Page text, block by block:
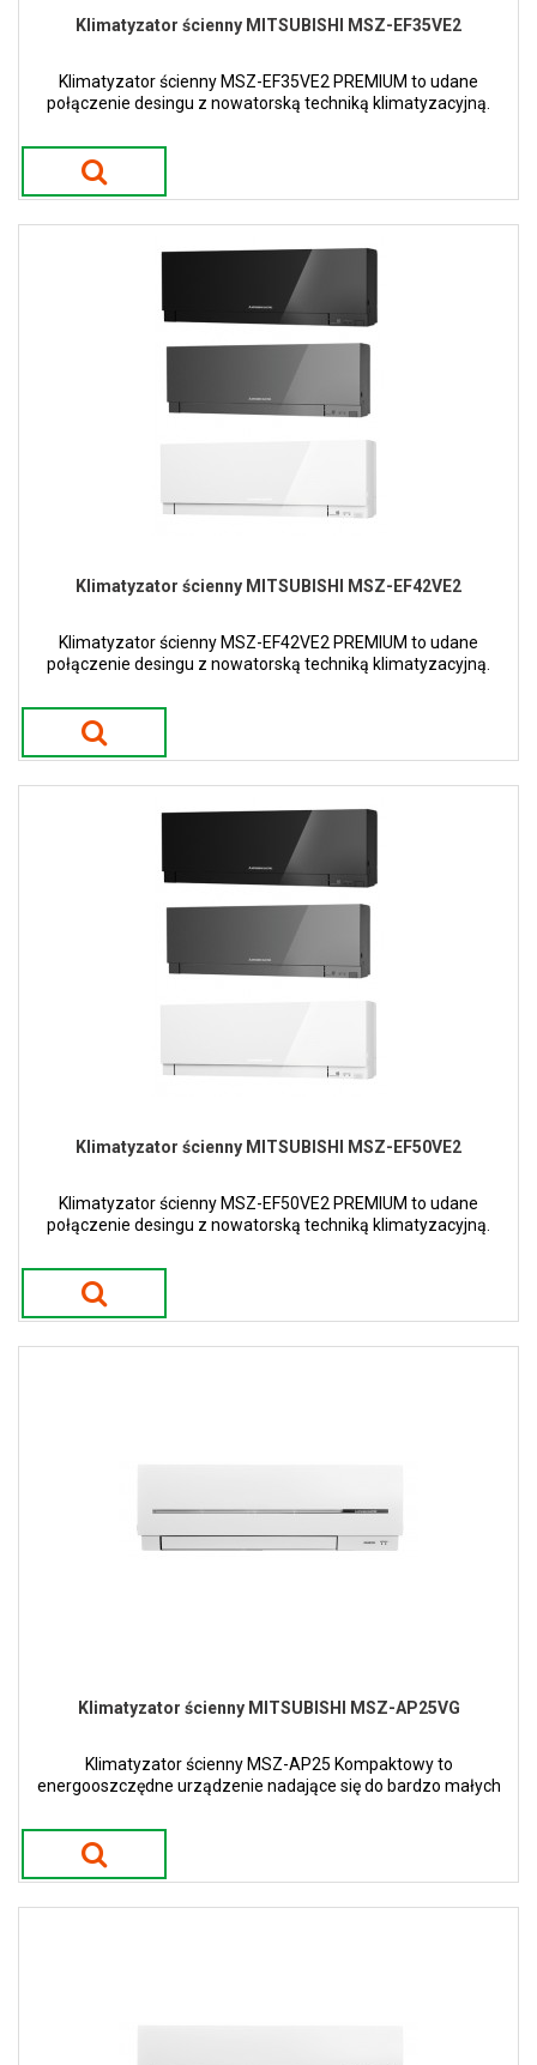
Klimatyzator ścienny MITSUBISHI MSZ-EF35VE2
Klimatyzator ścienny MSZ-EF35VE2 PREMIUM to udane
połączenie desingu z nowatorską techniką klimatyzacyjną.
Klimatyzator ścienny MITSUBISHI MSZ-EF42VE2
Klimatyzator ścienny MSZ-EF42VE2 PREMIUM to udane
połączenie desingu z nowatorską techniką klimatyzacyjną.
Klimatyzator ścienny MITSUBISHI MSZ-EF50VE2
Klimatyzator ścienny MSZ-EF50VE2 PREMIUM to udane
połączenie desingu z nowatorską techniką klimatyzacyjną.
Klimatyzator ścienny MITSUBISHI MSZ-AP25VG
Klimatyzator ścienny MSZ-AP25 Kompaktowy to
energooszczędne urządzenie nadające się do bardzo małych